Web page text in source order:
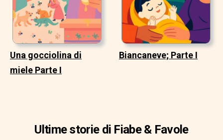
Una gocciolina di
miele Parte I
Biancaneve; Parte I
Ultime storie di Fiabe & Favole